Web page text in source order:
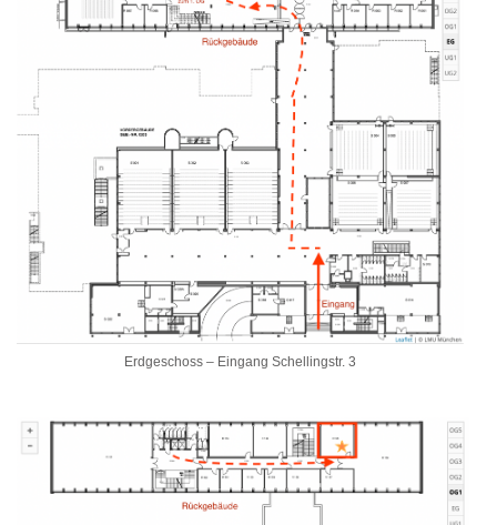
Erdgeschoss – Eingang Schellingstr. 3